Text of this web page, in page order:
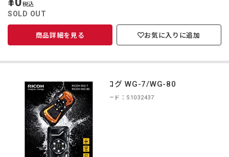
価
税込
SOLD OUT
商品詳細を見る お気に入りに追加
カタログ WG-7/WG-80
商品コード：S1032437